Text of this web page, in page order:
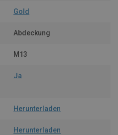
Gold
Abdeckung
M13
Ja
Herunterladen
Herunterladen